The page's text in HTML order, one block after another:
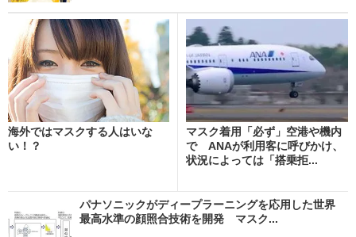
海外ではマスクする人はいな
い！？
マスク着用「必ず」空港や機内
で ANAが利用客に呼びかけ、
状況によっては「搭乗拒...
パナソニックがディープラーニングを応用した世界
最高水準の顔照合技術を開発 マスク...